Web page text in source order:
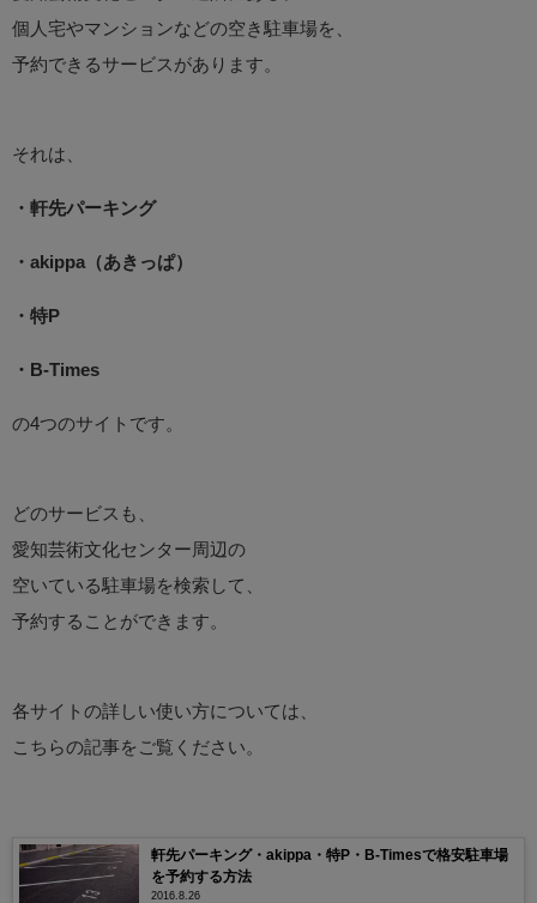
個人宅やマンションなどの空き駐車場を、
予約できるサービスがあります。
それは、
・軒先パーキング
・akippa（あきっぱ）
・特P
・B-Times
の4つのサイトです。
どのサービスも、
愛知芸術文化センター周辺の
空いている駐車場を検索して、
予約することができます。
各サイトの詳しい使い方については、
こちらの記事をご覧ください。
軒先パーキング・akippa・特P・B-Timesで格安駐車場
を予約する方法
2016.8.26